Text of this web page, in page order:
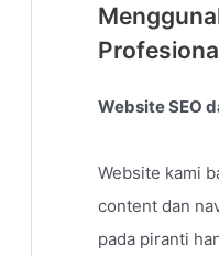
Website SEO
Website kami
content dan
pada piranti